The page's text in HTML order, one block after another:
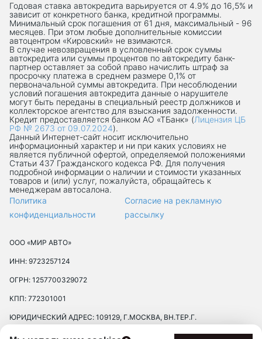
Годовая ставка автокредита варьируется от 4.9% до 16,5% и
зависит от конкретного банка, кредитной программы.
Минимальный срок погашения от 61 дня, максимальный - 96
месяцев. При этом любые дополнительные комиссии
автоцентром «Кировский» не взимаются.
В случае невозвращения в условленный срок суммы
автокредита или суммы процентов по автокредиту банк-
партнер оставляет за собой право начислить штраф за
просрочку платежа в среднем размере 0,1% от
первоначальной суммы автокредита. При несоблюдении
условий погашения автокредита данные о нарушителе
могут быть переданы в специальный реестр должников и
коллекторское агентство для взыскания задолженности.
Кредит предоставляется банком АО «ТБанк» (Лицензия ЦБ
РФ № 2673 от 09.07.2024).
Данный Интернет-сaйт носит исключительно
информационный характер и ни при каких условиях не
является публичной офертой, определяемой положениями
Статьи 437 Гражданского кодекса РФ. Для получения
подробной информации о наличии и стоимости указанных
товаров и (или) услуг, пожалуйста, обращайтесь к
менеджерам автосалона.
Политика
конфиденциальности
Согласие на рекламную
рассылку
ООО «МИР АВТО»
ИНН: 9723257124
ОГРН: 1257700329072
КПП: 772301001
ЮРИДИЧЕСКИЙ АДРЕС: 109129, Г.МОСКВА, ВН.ТЕР.Г.